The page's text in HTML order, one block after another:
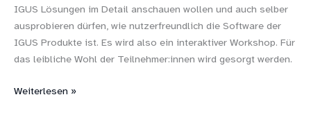
IGUS Lösungen im Detail anschauen wollen und auch selber
ausprobieren dürfen, wie nutzerfreundlich die Software der
IGUS Produkte ist. Es wird also ein interaktiver Workshop. Für
das leibliche Wohl der Teilnehmer:innen wird gesorgt werden.
Weiterlesen »